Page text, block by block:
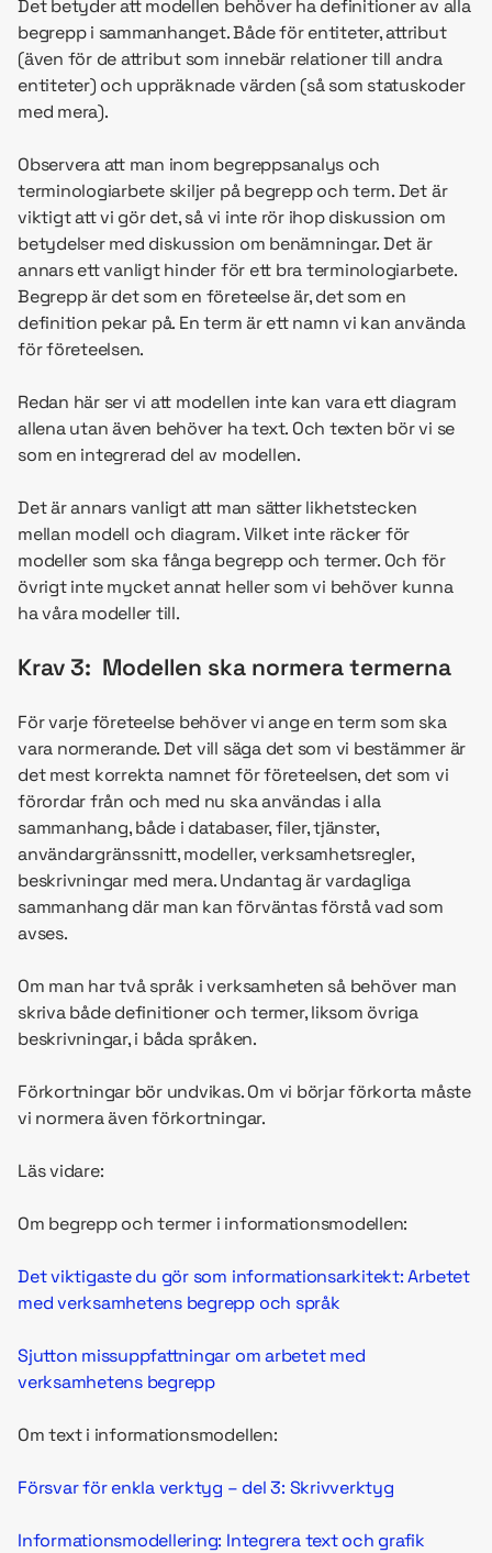
Det betyder att modellen behöver ha definitioner av alla
begrepp i sammanhanget. Både för entiteter, attribut
(även för de attribut som innebär relationer till andra
entiteter) och uppräknade värden (så som statuskoder
med mera).
Observera att man inom begreppsanalys och
terminologiarbete skiljer på begrepp och term. Det är
viktigt att vi gör det, så vi inte rör ihop diskussion om
betydelser med diskussion om benämningar. Det är
annars ett vanligt hinder för ett bra terminologiarbete.
Begrepp är det som en företeelse är, det som en
definition pekar på. En term är ett namn vi kan använda
för företeelsen.
Redan här ser vi att modellen inte kan vara ett diagram
allena utan även behöver ha text. Och texten bör vi se
som en integrerad del av modellen.
Det är annars vanligt att man sätter likhetstecken
mellan modell och diagram. Vilket inte räcker för
modeller som ska fånga begrepp och termer. Och för
övrigt inte mycket annat heller som vi behöver kunna
ha våra modeller till.
Krav 3: Modellen ska normera termerna
För varje företeelse behöver vi ange en term som ska
vara normerande. Det vill säga det som vi bestämmer är
det mest korrekta namnet för företeelsen, det som vi
förordar från och med nu ska användas i alla
sammanhang, både i databaser, filer, tjänster,
användargränssnitt, modeller, verksamhetsregler,
beskrivningar med mera. Undantag är vardagliga
sammanhang där man kan förväntas förstå vad som
avses.
Om man har två språk i verksamheten så behöver man
skriva både definitioner och termer, liksom övriga
beskrivningar, i båda språken.
Förkortningar bör undvikas. Om vi börjar förkorta måste
vi normera även förkortningar.
Läs vidare:
Om begrepp och termer i informationsmodellen:
Det viktigaste du gör som informationsarkitekt: Arbetet
med verksamhetens begrepp och språk
Sjutton missuppfattningar om arbetet med
verksamhetens begrepp
Om text i informationsmodellen:
Försvar för enkla verktyg – del 3: Skrivverktyg
Informationsmodellering: Integrera text och grafik